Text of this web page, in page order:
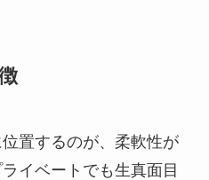
置するのが、柔軟性が
イベートでも生真面目